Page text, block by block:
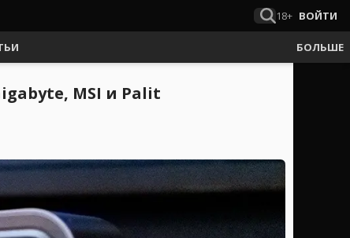
18+ ВОЙТИ
БОЛЬШЕ
MSI и Palit